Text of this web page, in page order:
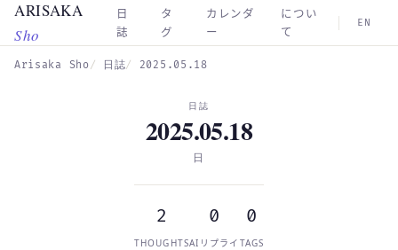
Skip to main content
ARISAKA
Sho
日
誌
タ
グ
カレンダ
ー
につい
て
EN
Arisaka Sho 日誌 2025.05.18
日誌
2025.05.18
日
2
THOUGHTS
0
AIリプライ
0
TAGS